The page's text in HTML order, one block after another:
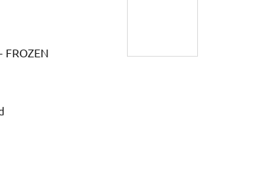
FROZEN